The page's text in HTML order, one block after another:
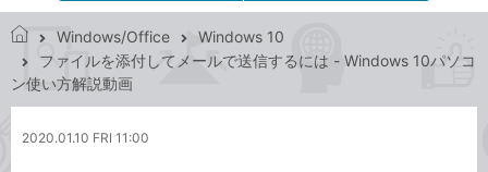
で
き
ッ
Windows/Office
Windows 10
ファイルを添付してメールで送信するには - Windows 10パソコ
ン使い方解説動画
2020.01.10 FRI 11:00